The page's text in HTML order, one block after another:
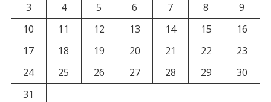
3
4 5 6 7 8
9
10
11 12 13 14 15
16
17
18 19 20 21 22
23
24
25 26 27 28 29
30
31